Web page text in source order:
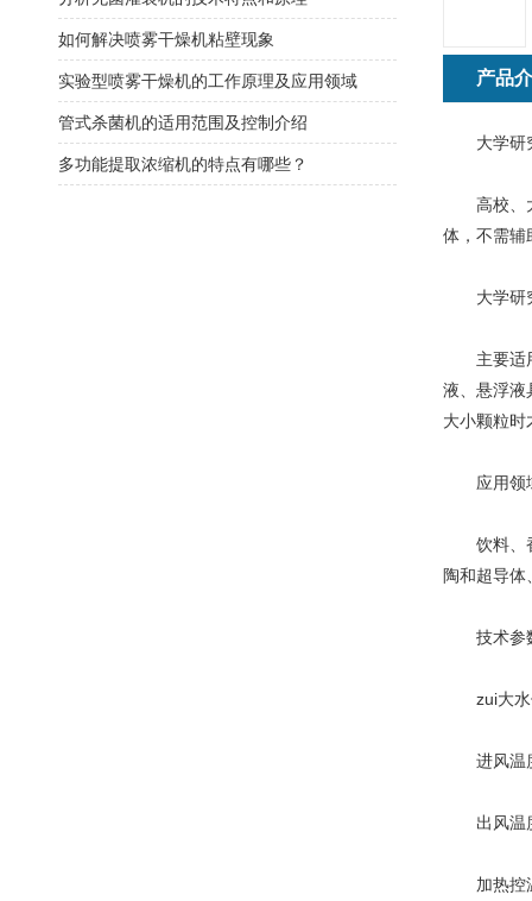
产品
大学研究
高校、大
体，不需辅
大学研究
主要适用
液、悬浮液
大小颗粒时
应用领
饮料、香
陶和超导
技术参
zui大水
进风温
出风温
加热控
如何解决喷雾干燥机粘壁现象
实验型喷雾干燥机的工作原理及应用领域
管式杀菌机的适用范围及控制介绍
多功能提取浓缩机的特点有哪些？